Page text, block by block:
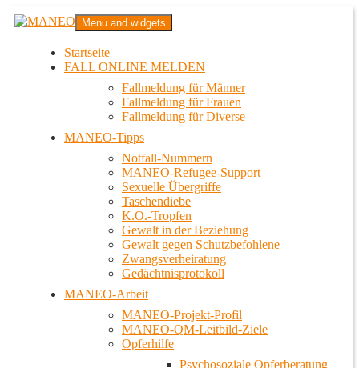
Zum
InhaltMANEO
Das schwule Anti-Gewalt-Projekt in Berlin
Menu and widgets
Startseite
FALL ONLINE MELDEN
Fallmeldung für Männer
Fallmeldung für Frauen
Fallmeldung für Diverse
MANEO-Tipps
Notfall-Nummern
MANEO-Refugee-Support
Sexuelle Übergriffe
Taschendiebe
K.O.-Tropfen
Gewalt in der Beziehung
Gewalt gegen Schutzbefohlene
Zwangsverheiratung
Gedächtnisprotokoll
MANEO-Arbeit
MANEO-Projekt-Profil
MANEO-QM-Leitbild-Ziele
Opferhilfe
Psychosoziale Opferberatung